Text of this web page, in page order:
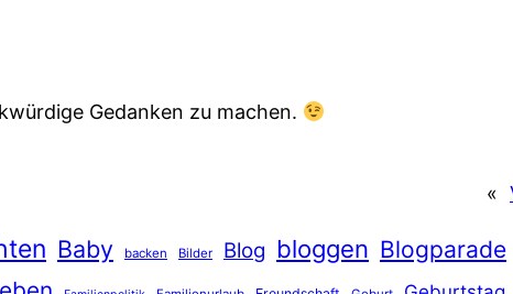
Gedanken zu machen.
«
Baby backen Bilder Blog bloggen Blogparade